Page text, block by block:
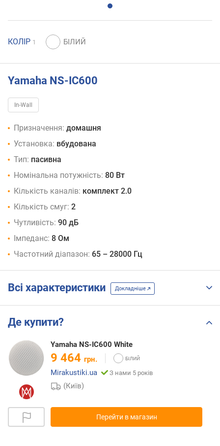
КОЛІР 1
Yamaha NS-IC600
In-Wall
Призначення: домашня
Установка: вбудована
Тип: пасивна
Номінальна потужність: 80 Вт
Кількість каналів: комплект 2.0
Кількість смуг: 2
Чутливість: 90 дБ
Імпеданс: 8 Ом
Частотний діапазон: 65 – 28000 Гц
Всі характеристики Докладніше
Де купити?
Yamaha NS-IC600 White
9 464 грн.
Mirakustiki.ua
З нами 5 років
(Київ)
Перейти в магазин